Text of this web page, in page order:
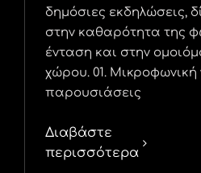
δημόσιες εκδηλώσεις,
στην καθαρότητα της
ένταση και στην
χώρου. 01. Μικροφωνική
παρουσιάσεις
Διαβάστε
περισσότερα